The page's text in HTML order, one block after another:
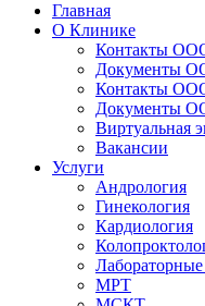
Главная
О Клинике
Контакты
Документы
Контакты
Документы
Виртуальная
Вакансии
Услуги
Андрология
Гинекология
Кардиология
МРТ